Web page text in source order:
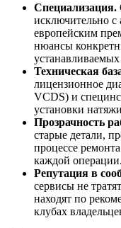
Специализация.
исключительно
европейским
нюансы
Техническая
лицензионное
VCDS) и
установки
Прозрачность
старые детали,
процессе
каждой операции.
Репутация в
сервисы не
находят по
клубах